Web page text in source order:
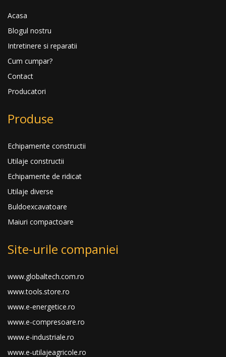
Acasa
Blogul nostru
Intretinere si reparatii
Cum cumpar?
Contact
Producatori
Produse
Echipamente constructii
Utilaje constructii
Echipamente de ridicat
Utilaje diverse
Buldoexcavatoare
Maiuri compactoare
Site-urile companiei
www.globaltech.com.ro
www.tools.store.ro
www.e-energetice.ro
www.e-compresoare.ro
www.e-industriale.ro
www.e-utilajeagricole.ro